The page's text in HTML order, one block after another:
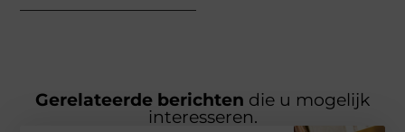
Gerelateerde berichten die u mogelijk
interesseren.